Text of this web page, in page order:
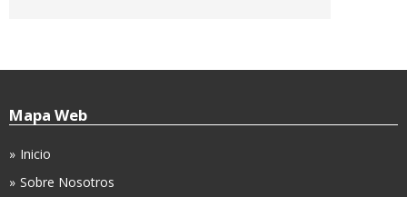
Mapa Web
Inicio
Sobre Nosotros